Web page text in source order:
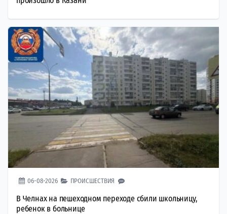
06-08-2026 ПРОИСШЕСТВИЯ
В Челнах на пешеходном переходе сбили школьницу,
ребенок в больнице